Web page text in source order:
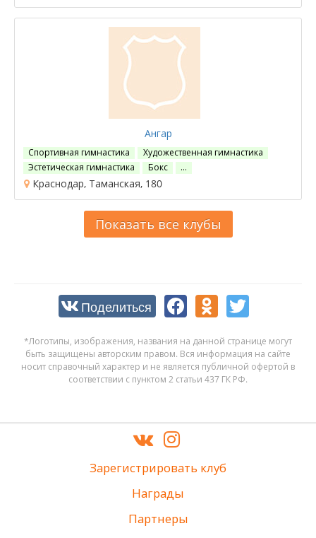
Ангар
Спортивная гимнастика
Художественная гимнастика
Эстетическая гимнастика
Бокс …
Краснодар, Таманская, 180
Показать все клубы
Поделиться
*Логотипы, изображения, названия на данной странице могут
быть защищены авторским правом. Вся информация на сайте
носит справочный характер и не является публичной офертой в
соответствии с пунктом 2 статьи 437 ГК РФ.
Зарегистрировать клуб
Награды
Партнеры